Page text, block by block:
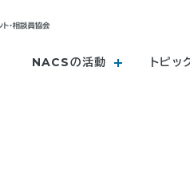
NACSの活動 トピッ